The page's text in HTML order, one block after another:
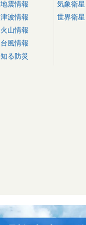
地震情報
津波情報
火山情報
台風情報
知る防災
気象衛星
世界衛星